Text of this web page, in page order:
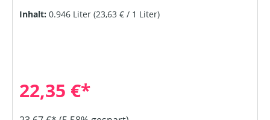
Inhalt: 0.946 Liter (23,63 € / 1 Liter)
22,35 €*